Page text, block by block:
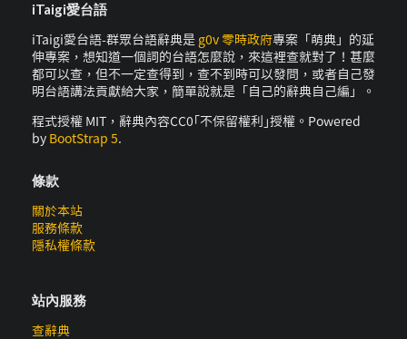
iTaigi愛台語
iTaigi愛台語-群眾台語辭典是 g0v 零時政府專案「萌典」的延
伸專案，想知道一個詞的台語怎麼說，來這裡查就對了！甚麼
都可以查，但不一定查得到，查不到時可以發問，或者自己發
明台語講法貢獻給大家，簡單說就是「自己的辭典自己編」。
程式授權 MIT，辭典內容CC0｢不保留權利｣授權。Powered
by BootStrap 5.
條款
關於本站
服務條款
隱私權條款
站內服務
查辭典